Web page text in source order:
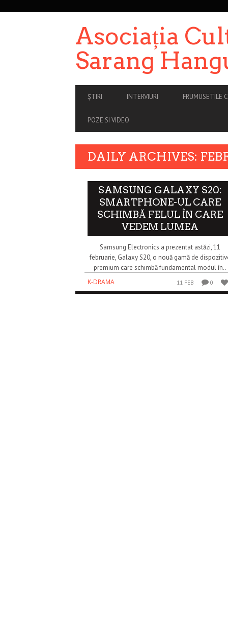
Asociația
Sarang
PRIMARY
NAVIGATION
ȘTIRI INTERVIURI FRUMUSETILE
POZE SI VIDEO
DAILY ARCHIVES:
SAMSUNG GALAXY S20:
SMARTPHONE-UL CARE
SCHIMBĂ FELUL ÎN CARE
VEDEM LUMEA
Samsung Electronics a prezentat astăzi, 11
februarie, Galaxy S20, o nouă gamă de
premium care schimbă fundamental modul în..
K-DRAMA
11 FEB 0